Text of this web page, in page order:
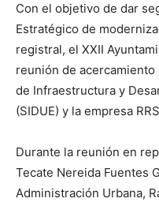
Con el objetivo de dar
Estratégico de
registral, el XXII
reunión de
de Infraestructura y
(SIDUE) y la empresa
Durante la reunión en
Tecate Nereida Fuentes
Administración Urbana,